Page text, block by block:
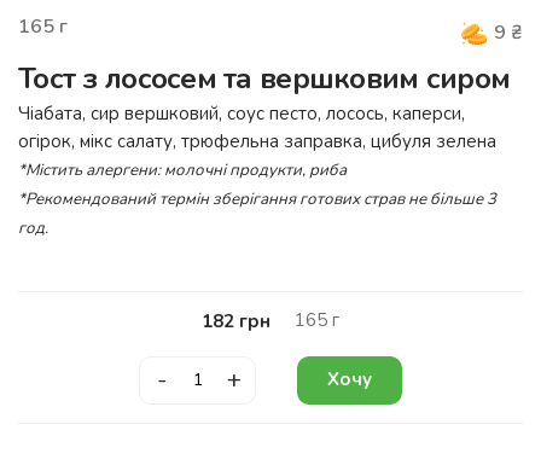
165 г 9 ₴
Тост з лососем та вершковим сиром
Чіабата, сир вершковий, соус песто, лосось, каперси,
огірок, мікс салату, трюфельна заправка, цибуля зелена
*Містить алергени: молочні продукти, риба
*Рекомендований термін зберігання готових страв не більше 3
год.
182 грн 165 г
- + Хочу